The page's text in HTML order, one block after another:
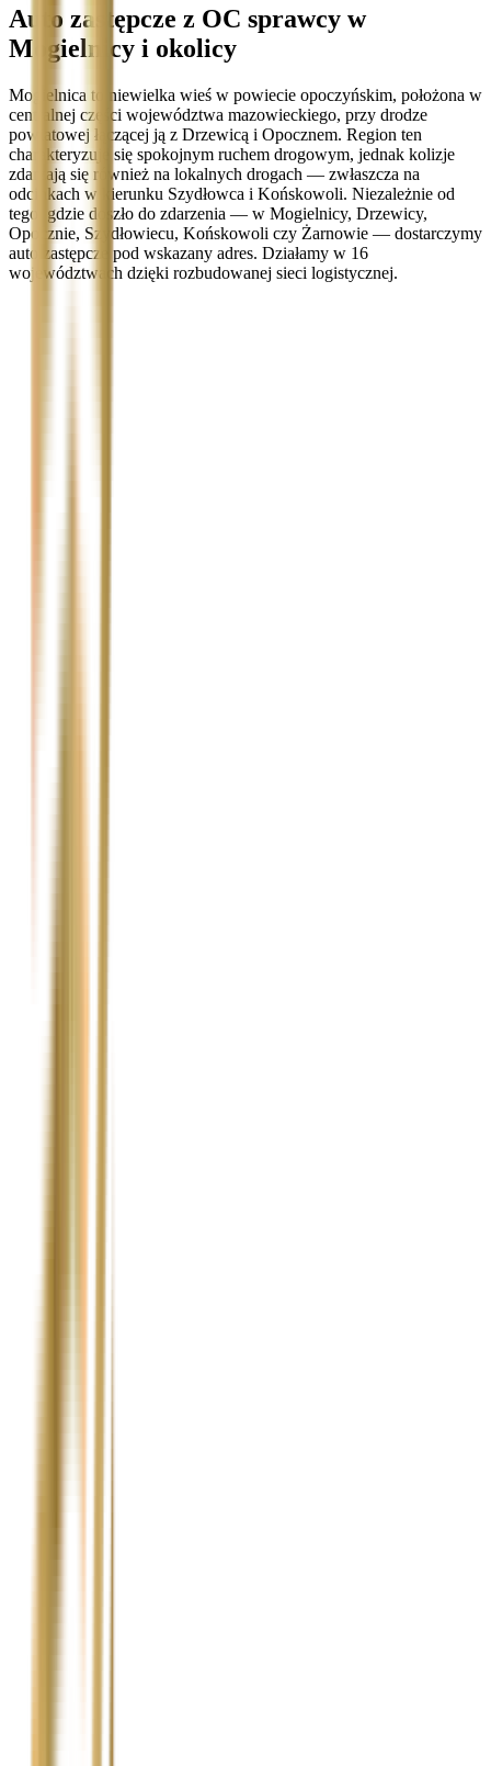
Auto zastępcze z OC sprawcy w
Mogielnicy i okolicy
Mogielnica to niewielka wieś w powiecie opoczyńskim, położona w
centralnej części województwa mazowieckiego, przy drodze
powiatowej łączącej ją z Drzewicą i Opocznem. Region ten
charakteryzuje się spokojnym ruchem drogowym, jednak kolizje
zdarzają się również na lokalnych drogach — zwłaszcza na
odcinkach w kierunku Szydłowca i Końskowoli. Niezależnie od
tego, gdzie doszło do zdarzenia — w Mogielnicy, Drzewicy,
Opocznie, Szydłowiecu, Końskowoli czy Żarnowie — dostarczymy
auto zastępcze pod wskazany adres. Działamy w 16
województwach dzięki rozbudowanej sieci logistycznej.